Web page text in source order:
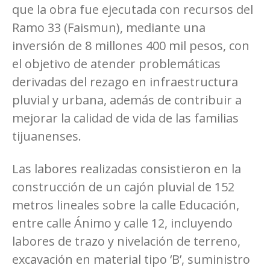
que la obra fue ejecutada con recursos del
Ramo 33 (Faismun), mediante una
inversión de 8 millones 400 mil pesos, con
el objetivo de atender problemáticas
derivadas del rezago en infraestructura
pluvial y urbana, además de contribuir a
mejorar la calidad de vida de las familias
tijuanenses.
Las labores realizadas consistieron en la
construcción de un cajón pluvial de 152
metros lineales sobre la calle Educación,
entre calle Ánimo y calle 12, incluyendo
labores de trazo y nivelación de terreno,
excavación en material tipo ‘B’, suministro